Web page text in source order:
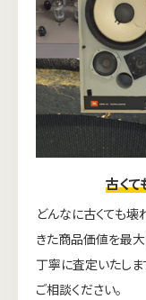
古くて
どんなに古くても
きた商品価値を最
丁寧に査定いたしま
ご相談ください。